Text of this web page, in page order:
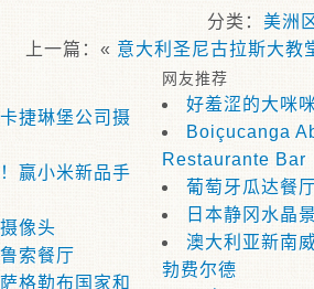
分类： 美洲
上一篇：« 意大利圣尼古拉斯大教
捷琳堡公司摄
赢小米新品手
像头
索餐厅
格勒布国家和
网友推荐
好羞涩的大咪
Boiçucanga
Restaurante Bar
葡萄牙瓜达餐
日本静冈水晶
澳大利亚新南
勃费尔德